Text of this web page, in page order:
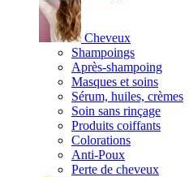
Cheveux
Shampoings
Après-shampoing
Masques et soins
Sérum, huiles, crèmes
Soin sans rinçage
Produits coiffants
Colorations
Anti-Poux
Perte de cheveux